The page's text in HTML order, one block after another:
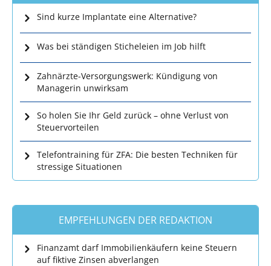
Sind kurze Implantate eine Alternative?
Was bei ständigen Sticheleien im Job hilft
Zahnärzte-Versorgungswerk: Kündigung von
Managerin unwirksam
So holen Sie Ihr Geld zurück – ohne Verlust von
Steuervorteilen
Telefontraining für ZFA: Die besten Techniken für
stressige Situationen
EMPFEHLUNGEN DER REDAKTION
Finanzamt darf Immobilienkäufern keine Steuern
auf fiktive Zinsen abverlangen